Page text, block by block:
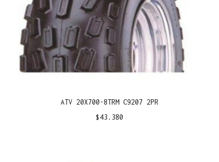
ATV 20X700-8TRM C9207 2PR
$43.380